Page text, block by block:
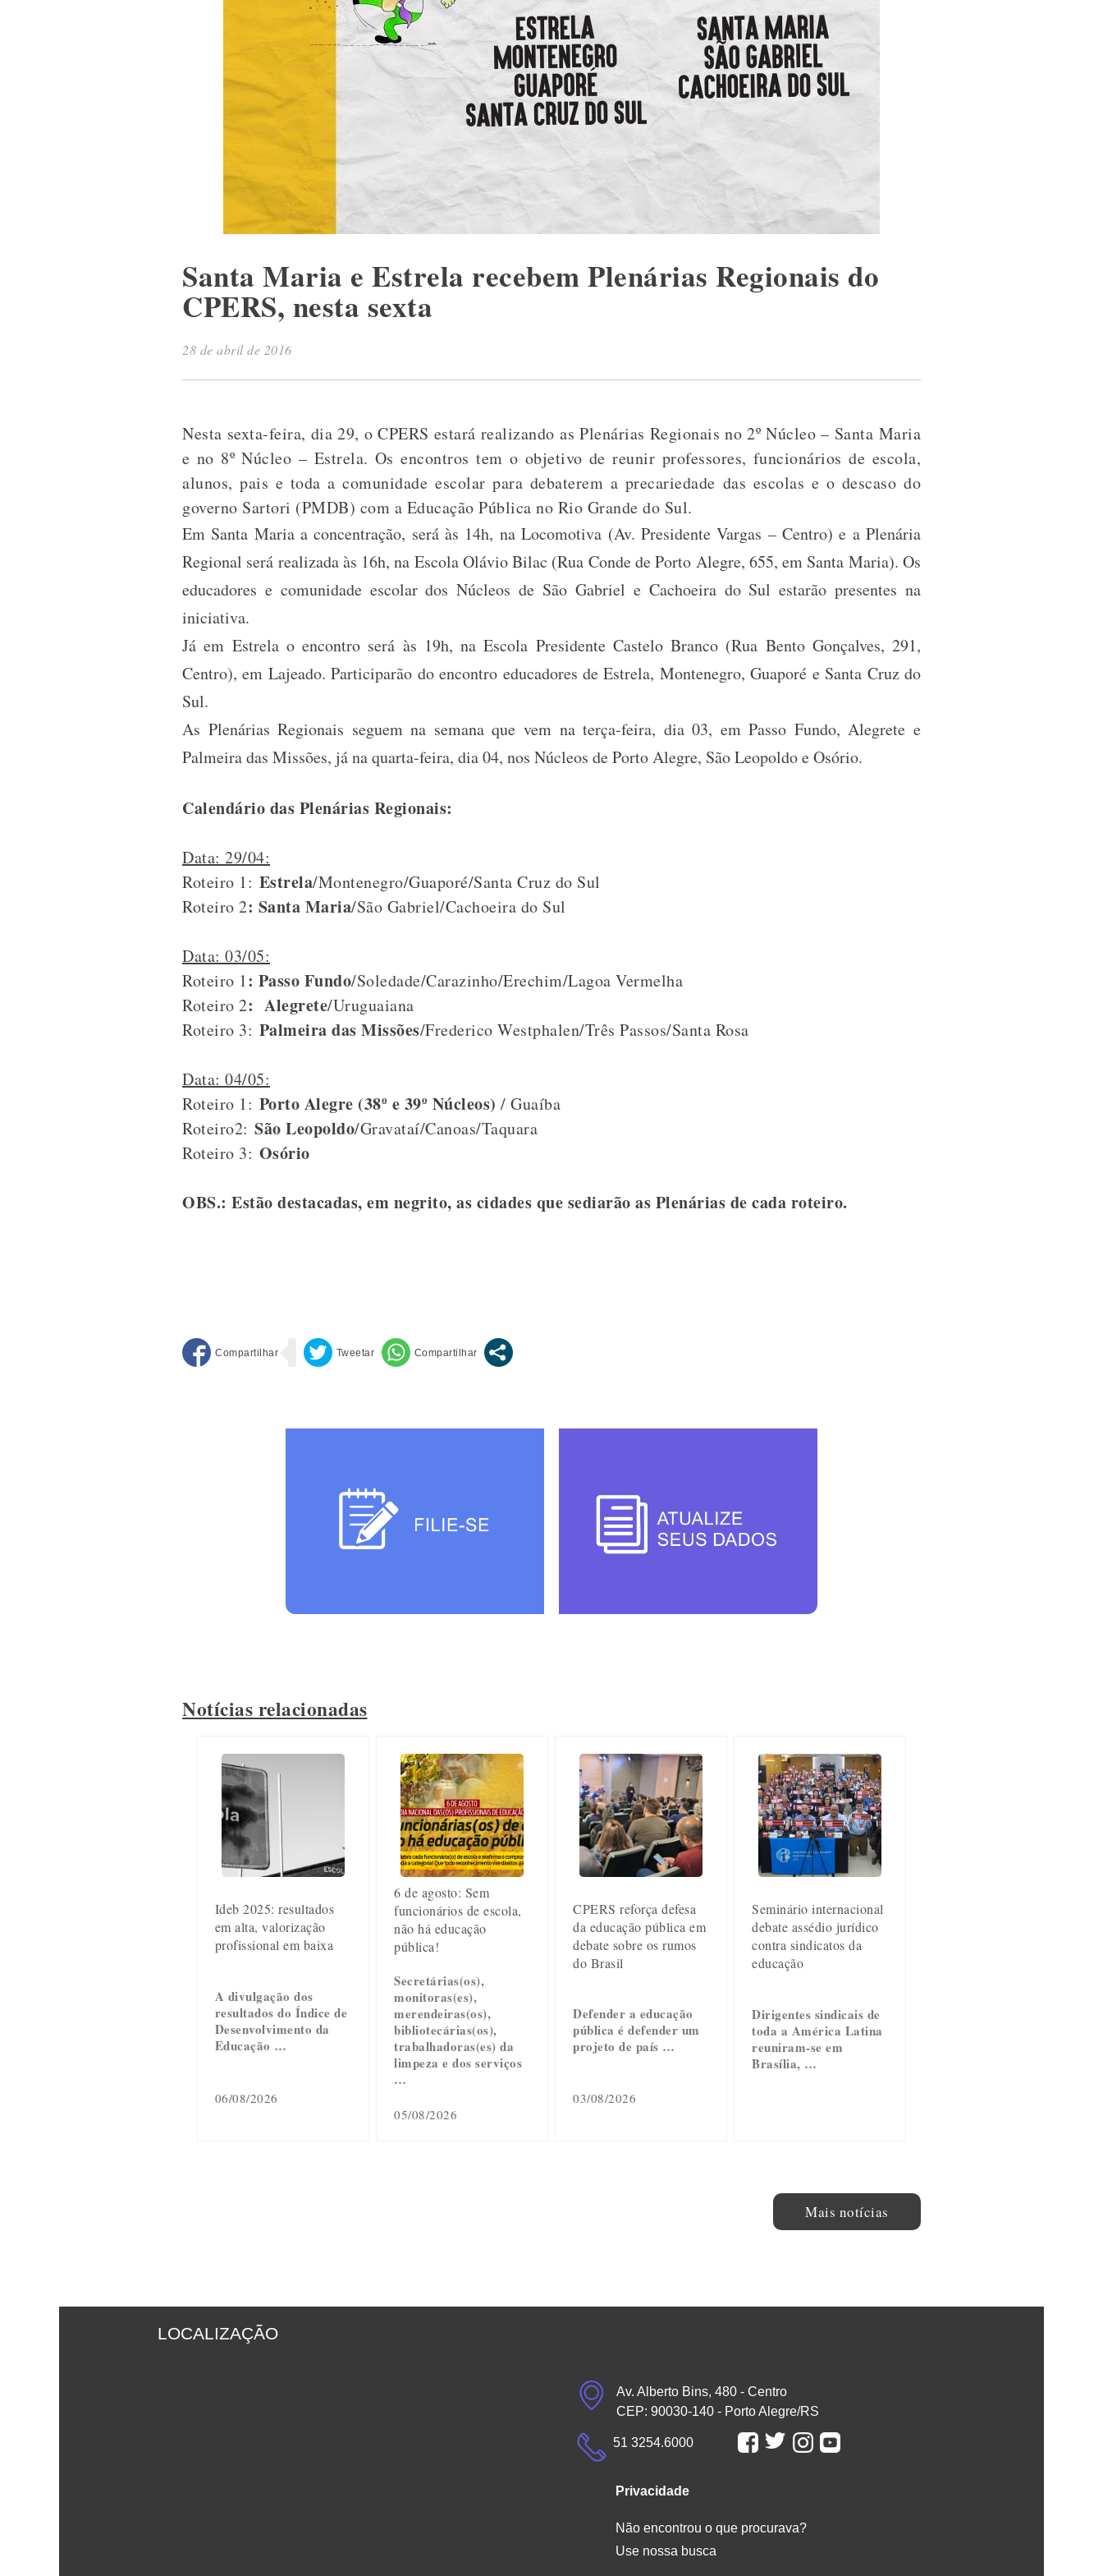
Santa Maria e Estrela recebem Plenárias Regionais do
CPERS, nesta sexta
28 de abril de 2016
Nesta sexta-feira, dia 29, o CPERS estará realizando as Plenárias Regionais no 2º Núcleo – Santa Maria
e no 8º Núcleo – Estrela. Os encontros tem o objetivo de reunir professores, funcionários de escola,
alunos, pais e toda a comunidade escolar para debaterem a precariedade das escolas e o descaso do
governo Sartori (PMDB) com a Educação Pública no Rio Grande do Sul.
Em Santa Maria a concentração, será às 14h, na Locomotiva (Av. Presidente Vargas – Centro) e a Plenária
Regional será realizada às 16h, na Escola Olávio Bilac (Rua Conde de Porto Alegre, 655, em Santa Maria). Os
educadores e comunidade escolar dos Núcleos de São Gabriel e Cachoeira do Sul estarão presentes na
iniciativa.
Já em Estrela o encontro será às 19h, na Escola Presidente Castelo Branco (Rua Bento Gonçalves, 291,
Centro), em Lajeado. Participarão do encontro educadores de Estrela, Montenegro, Guaporé e Santa Cruz do
Sul.
As Plenárias Regionais seguem na semana que vem na terça-feira, dia 03, em Passo Fundo, Alegrete e
Palmeira das Missões, já na quarta-feira, dia 04, nos Núcleos de Porto Alegre, São Leopoldo e Osório.
Calendário das Plenárias Regionais:
Data: 29/04:
Roteiro 1: Estrela/Montenegro/Guaporé/Santa Cruz do Sul
Roteiro 2: Santa Maria/São Gabriel/Cachoeira do Sul
Data: 03/05:
Roteiro 1: Passo Fundo/Soledade/Carazinho/Erechim/Lagoa Vermelha
Roteiro 2: Alegrete/Uruguaiana
Roteiro 3: Palmeira das Missões/Frederico Westphalen/Três Passos/Santa Rosa
Data: 04/05:
Roteiro 1: Porto Alegre (38º e 39º Núcleos) / Guaíba
Roteiro2: São Leopoldo/Gravataí/Canoas/Taquara
Roteiro 3: Osório
OBS.: Estão destacadas, em negrito, as cidades que sediarão as Plenárias de cada roteiro.
Notícias relacionadas
Ideb 2025: resultados
em alta, valorização
profissional em baixa
A divulgação dos
resultados do Índice de
Desenvolvimento da
Educação …
06/08/2026
6 de agosto: Sem
funcionários de escola,
não há educação
pública!
Secretárias(os),
monitoras(es),
merendeiras(os),
bibliotecárias(os),
trabalhadoras(es) da
limpeza e dos serviços
…
05/08/2026
CPERS reforça defesa
da educação pública em
debate sobre os rumos
do Brasil
Defender a educação
pública é defender um
projeto de país …
03/08/2026
Seminário internacional
debate assédio jurídico
contra sindicatos da
educação
Dirigentes sindicais de
toda a América Latina
reuniram-se em
Brasília, …
Mais notícias
LOCALIZAÇÃO
Av. Alberto Bins, 480 - Centro
CEP: 90030-140 - Porto Alegre/RS
51 3254.6000
Privacidade
Não encontrou o que procurava?
Use nossa busca